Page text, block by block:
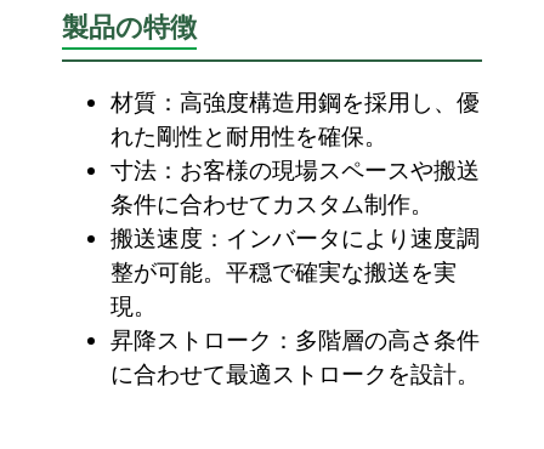
製品の特徴
材質：高強度構造用鋼を採用し、優
れた剛性と耐用性を確保。
寸法：お客様の現場スペースや搬送
条件に合わせてカスタム制作。
搬送速度：インバータにより速度調
整が可能。平穏で確実な搬送を実
現。
昇降ストローク：多階層の高さ条件
に合わせて最適ストロークを設計。